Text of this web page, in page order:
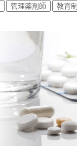
管理薬剤師 教育